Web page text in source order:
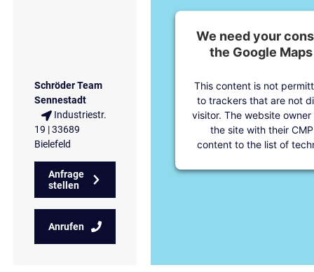
Schröder Team
Sennestadt
Industriestr.
19 | 33689
Bielefeld
Anfrage
stellen
Anrufen
We need your
the Google
This content is not
to trackers that are not
visitor. The website
the site with their
content to the list of